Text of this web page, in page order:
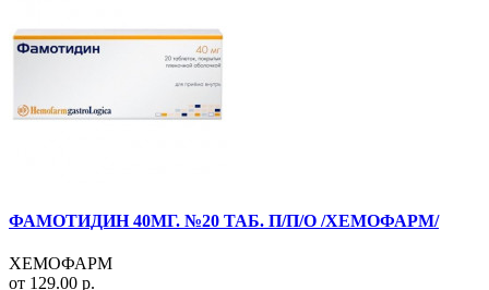
ФАМОТИДИН 40МГ. №20 ТАБ. П/П/О /ХЕМОФАРМ/
ХЕМОФАРМ
от 129.00 р.